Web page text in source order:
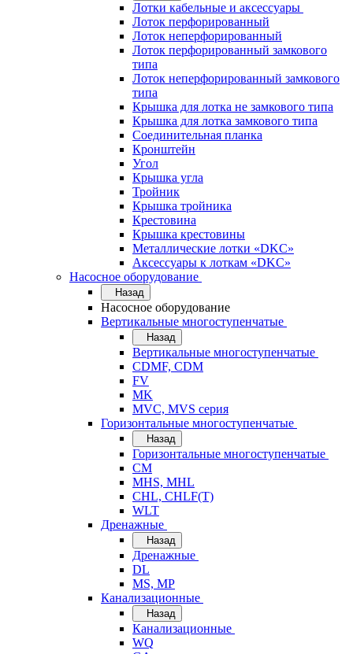
Лотки кабельные и аксессуары
Лоток перфорированный
Лоток неперфорированный
Лоток перфорированный замкового
типа
Лоток неперфорированный замкового
типа
Крышка для лотка не замкового типа
Крышка для лотка замкового типа
Соединительная планка
Кронштейн
Угол
Крышка угла
Тройник
Крышка тройника
Крестовина
Крышка крестовины
Металлические лотки «DKC»
Аксессуары к лоткам «DKC»
Насосное оборудование
Назад
Насосное оборудование
Вертикальные многоступенчатые
Назад
Вертикальные многоступенчатые
CDMF, CDM
FV
MK
MVC, MVS серия
Горизонтальные многоступенчатые
Назад
Горизонтальные многоступенчатые
CM
MHS, MHL
CHL, CHLF(T)
WLT
Дренажные
Назад
Дренажные
DL
MS, MP
Канализационные
Назад
Канализационные
WQ